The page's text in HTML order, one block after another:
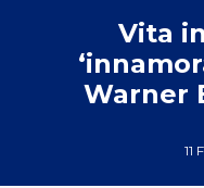
Vita
Warner
11